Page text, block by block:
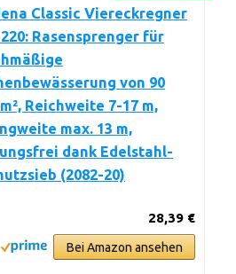
Classic Viereckregner
Rasensprenger für
von 90
Reichweite 7-17 m,
max. 13 m,
dank Edelstahl-
(2082-20)
28,39 €
Bei Amazon ansehen